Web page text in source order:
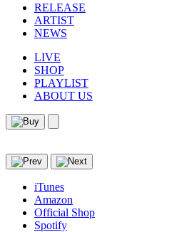
RELEASE
ARTIST
NEWS
LIVE
SHOP
PLAYLIST
ABOUT US
iTunes
Amazon
Official Shop
Spotify